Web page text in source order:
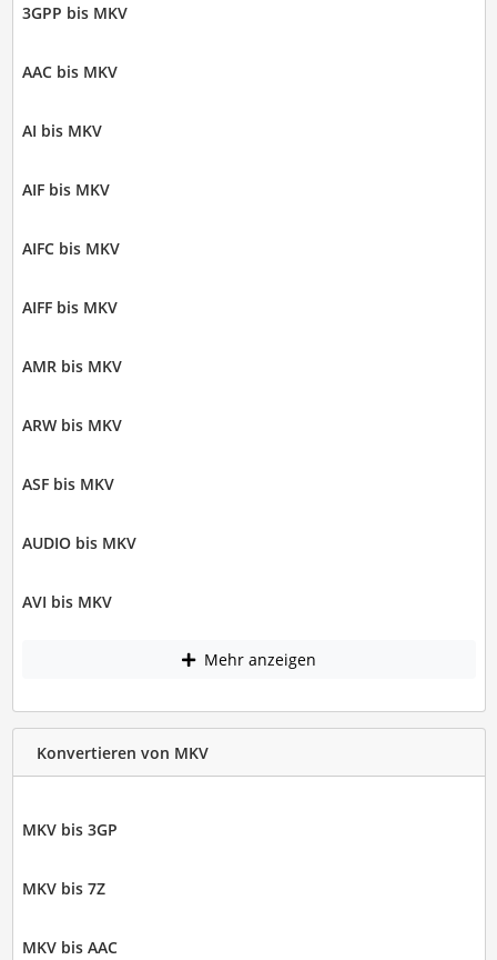
3GPP bis MKV
AAC bis MKV
AI bis MKV
AIF bis MKV
AIFC bis MKV
AIFF bis MKV
AMR bis MKV
ARW bis MKV
ASF bis MKV
AUDIO bis MKV
AVI bis MKV
Mehr anzeigen
Konvertieren von MKV
MKV bis 3GP
MKV bis 7Z
MKV bis AAC